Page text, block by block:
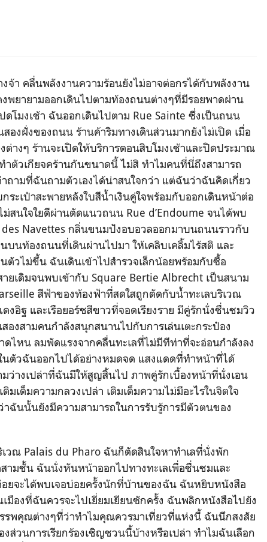
คลื่นพลังงานความร้อนยังไม่อาจต่อกรได้กับพลังงาน
พยายามออกเดินไปตามท้องถนนต่างๆที่มีรอยพาดผ่าน
โมงเช้า ฉันออกเดินไปตาม Rue Sainte ซึ่งเป็นถนน
องฝั่งของถนน ร้านค้าริมทางเดินส่วนมากยังไม่เปิด เมื่อ
างๆ ร้านจะเปิดให้บริการตอนสิบโมงเช้าและปิดประมาณ
ำตัวเกียจคร้านกันขนาดนี้ ไม่สิ ทำไมคนที่นี่ถึงสามารถ
ถามที่ฉันถามตัวเองได้น่าสนใจกว่า แต่ฉันว่าฉันคิดเกี่ยว
ะเป๋าสะพายหลังใบสีน้ำเงินคู่ใจพร้อมกับออกเดินหน้าต่อ
สนใจใยดีผ่านตัดแนวถนน Rue d’Endoume จนได้พบ
Navettes กลิ่นขนมปังอบอวลออกมาบนถนนราวกับ
นท้องถนนที่เดินผ่านไปมา ให้เคลิบเคลิ้มไร้สติ และ
วไม่ขึ้น ฉันเดินเข้าไปสำรวจเล็กน้อยพร้อมกับซื้อ
เดิมจนพบเข้ากับ Square Bertie Albrecht เป็นสนาม
สีฟ้าของท้องฟ้าที่สดใสถูกตัดกับน้ำทะเลบริเวณ
งอิฐ และเรือยอร์ชสีขาวที่จอดเรียงราย มีคู่รักนั่งชื่นชมวิว
งสามคนกำลังสนุกสนานไปกับการเล่นเตะกระป๋อง
ไหน ลมพัดแรงจากคลื่นทะเลที่ไม่มีทีท่าที่จะอ่อนกำลังลง
นตัวฉันออกไปได้อย่างหมดจด แสงแดดที่ทำหน้าที่ได้
มว่างเปล่าที่ฉันมีให้สูญสิ้นไป ภาพคู่รักเบื้องหน้าที่นั่งเอน
เต็มความกลวงเปล่า เติมเต็มความไม่มีอะไรในจิตใจ
ฉันนั้นยังมีความสามารถในการรับรู้การมีตัวตนของ
Palais du Pharo ฉันก็ตัดสินใจหาทำเลที่นั่งพัก
มชั้น ฉันนั่งหันหน้าออกไปทางทะเลเพื่อชื่นชมและ
ยจะได้พบเจอบ่อยครั้งนักที่บ้านของฉัน ฉันหยิบหนังสือ
องที่ฉันควรจะไปเยี่ยมเยียนซักครั้ง ฉันพลิกหนังสือไปยัง
รพคุณต่างๆที่ว่าทำไมคุณควรมาเที่ยวที่แห่งนี้ ฉันนึกสงสัย
ส่วนการเรียกร้องเชิญชวนนี้บ้างหรือเปล่า ทำไมฉันเลือก